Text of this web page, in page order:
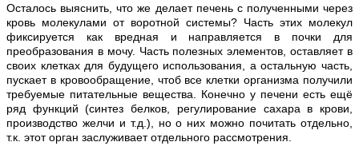
Осталось выяснить, что же делает печень с полученными через
кровь молекулами от воротной системы? Часть этих молекул
фиксируется как вредная и направляется в почки для
преобразования в мочу. Часть полезных элементов, оставляет в
своих клетках для будущего использования, а остальную часть,
пускает в кровообращение, чтоб все клетки организма получили
требуемые питательные вещества. Конечно у печени есть ещё
ряд функций (синтез белков, регулирование сахара в крови,
производство желчи и т.д.), но о них можно почитать отдельно,
т.к. этот орган заслуживает отдельного рассмотрения.